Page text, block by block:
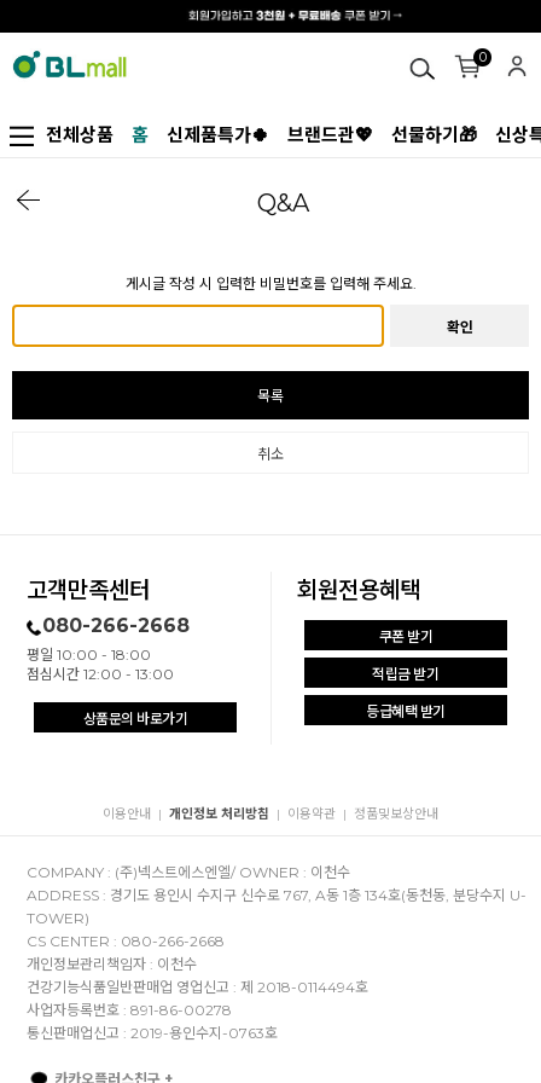
0
전체상품 홈 신제품특가🍀 브랜드관💖 선물하기🎁 신상
Q&A
게시글 작성 시 입력한 비밀번호를 입력해 주세요.
확인
목록
취소
고객만족센터
080-266-2668
평일 10:00 - 18:00
점심시간 12:00 - 13:00
상품문의 바로가기
회원전용혜택
쿠폰 받기
적립금 받기
등급혜택 받기
이용안내 | 개인정보 처리방침 | 이용약관 | 정품및보상안내
COMPANY : (주)넥스트에스엔엘/ OWNER : 이천수
ADDRESS : 경기도 용인시 수지구 신수로 767, A동 1층 134호(동천동, 분당수지 U-
TOWER)
CS CENTER : 080-266-2668
개인정보관리책임자 : 이천수
건강기능식품일반판매업 영업신고 : 제 2018-0114494호
사업자등록번호 : 891-86-00278
통신판매업신고 : 2019-용인수지-0763호
카카오플러스친구 +